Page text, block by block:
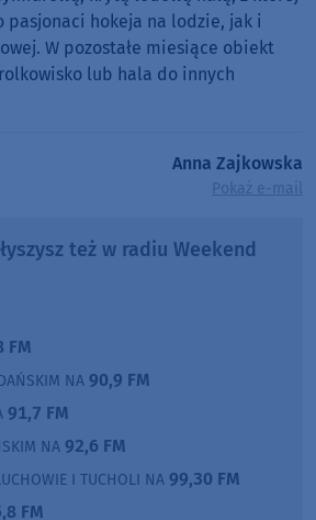
pasjonaci hokeja na lodzie, jak i
W pozostałe miesiące obiekt
lub hala do innych
Anna Zajkowska
Pokaż e-mail
też w radiu Weekend
FM
NA 90,9 FM
91,7 FM
NA 92,6 FM
I TUCHOLI NA 99,30 FM
FM